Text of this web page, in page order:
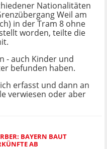
Nationalitäten
Weil am
in der Tram 8 ohne
worden, teilte die
- auch Kinder und
befunden haben.
erfasst und dann an
verwiesen oder aber
BAYERN BAUT
AB